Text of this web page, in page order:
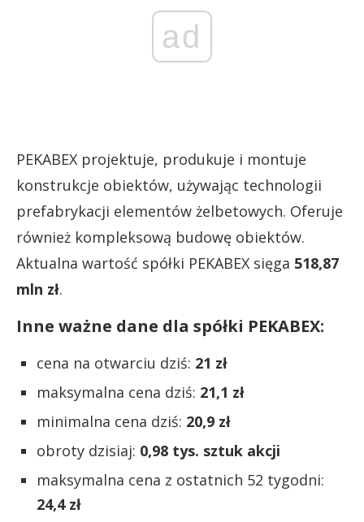
ad
PEKABEX projektuje, produkuje i montuje
konstrukcje obiektów, używając technologii
prefabrykacji elementów żelbetowych. Oferuje
również kompleksową budowę obiektów.
Aktualna wartość spółki PEKABEX sięga 518,87
mln zł.
Inne ważne dane dla spółki PEKABEX:
cena na otwarciu dziś: 21 zł
maksymalna cena dziś: 21,1 zł
minimalna cena dziś: 20,9 zł
obroty dzisiaj: 0,98 tys. sztuk akcji
maksymalna cena z ostatnich 52 tygodni:
24,4 zł